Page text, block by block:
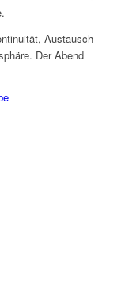
Austausch
Der Abend